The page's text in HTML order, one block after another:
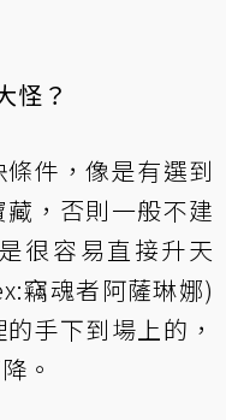
怪？
件，像是有選到
，否則一般不建
很容易直接升天
竊魂者阿薩琳娜)
手下到場上的，
。